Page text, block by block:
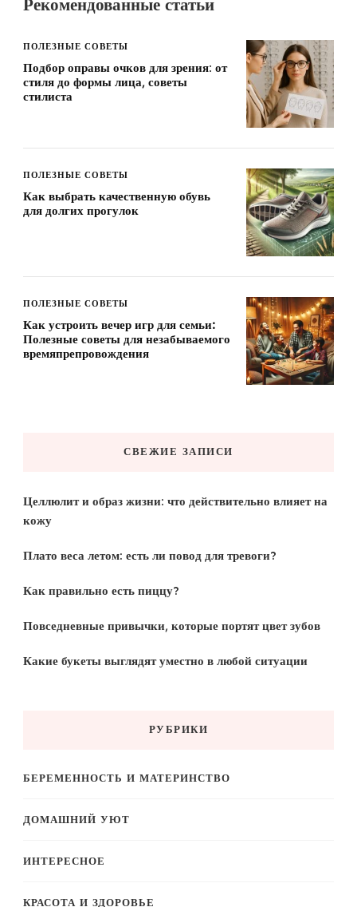
Рекомендованные статьи
ПОЛЕЗНЫЕ СОВЕТЫ
Подбор оправы очков для зрения: от
стиля до формы лица, советы
стилиста
ПОЛЕЗНЫЕ СОВЕТЫ
Как выбрать качественную обувь
для долгих прогулок
ПОЛЕЗНЫЕ СОВЕТЫ
Как устроить вечер игр для семьи:
Полезные советы для незабываемого
времяпрепровождения
СВЕЖИЕ ЗАПИСИ
Целлюлит и образ жизни: что действительно влияет на
кожу
Плато веса летом: есть ли повод для тревоги?
Как правильно есть пиццу?
Повседневные привычки, которые портят цвет зубов
Какие букеты выглядят уместно в любой ситуации
РУБРИКИ
БЕРЕМЕННОСТЬ И МАТЕРИНСТВО
ДОМАШНИЙ УЮТ
ИНТЕРЕСНОЕ
КРАСОТА И ЗДОРОВЬЕ